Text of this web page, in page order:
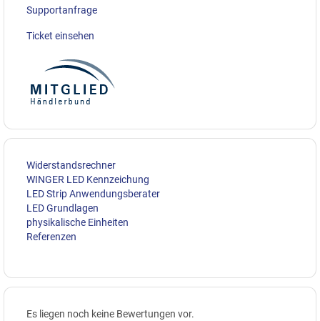
Supportanfrage
Ticket einsehen
Widerstandsrechner
WINGER LED Kennzeichung
LED Strip Anwendungsberater
LED Grundlagen
physikalische Einheiten
Referenzen
Es liegen noch keine Bewertungen vor.